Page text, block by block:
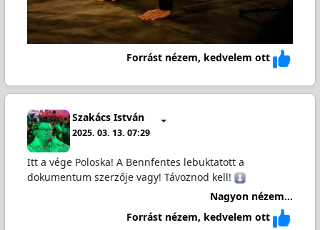
Forrást nézem, kedvelem ott
Szakács István
2025. 03. 13. 07:29
Itt a vége Poloska! A Bennfentes lebuktatott a
dokumentum szerzője vagy! Távoznod kell!
Nagyon nézem...
Forrást nézem, kedvelem ott